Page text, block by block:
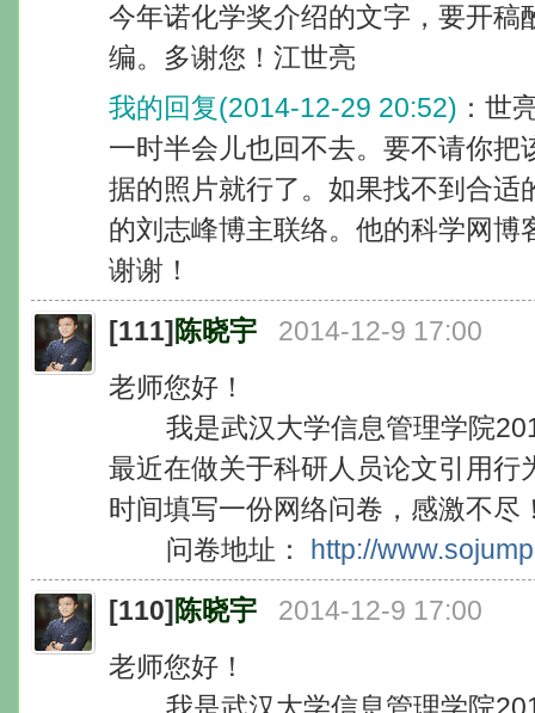
今年诺化学奖介绍的文字，要开
编。多谢您！江世亮
我的回复(2014-12-29 20:52) ：世
一时半会儿也回不去。要不请你
据的照片就行了。如果找不到合
的刘志峰博主联络。他的科学网
谢谢！
[111]陈晓宇
2014-12-9 17:00
老师您好！
我是武汉大学信息管理学院
最近在做关于科研人员论文引用
时间填写一份网络问卷，感激不尽
问卷地址： http://
[110]陈晓宇
2014-12-9 17:00
老师您好！